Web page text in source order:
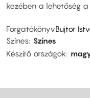
kezében a lehetőség
ForgatókönyvBujtor
Színes Színes
Készítő országok